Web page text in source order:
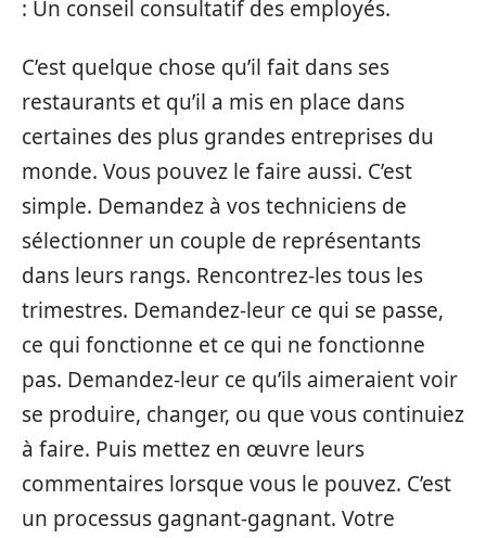
: Un conseil consultatif des employés.
C’est quelque chose qu’il fait dans ses
restaurants et qu’il a mis en place dans
certaines des plus grandes entreprises du
monde. Vous pouvez le faire aussi. C’est
simple. Demandez à vos techniciens de
sélectionner un couple de représentants
dans leurs rangs. Rencontrez-les tous les
trimestres. Demandez-leur ce qui se passe,
ce qui fonctionne et ce qui ne fonctionne
pas. Demandez-leur ce qu’ils aimeraient voir
se produire, changer, ou que vous continuiez
à faire. Puis mettez en œuvre leurs
commentaires lorsque vous le pouvez. C’est
un processus gagnant-gagnant. Votre